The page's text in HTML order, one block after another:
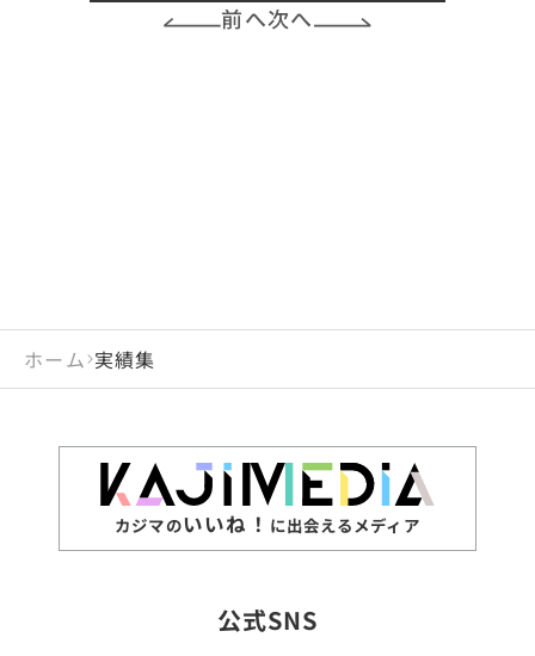
前へ次へ
ホーム 実績集
カジマのいいね！ に出会えるメディア
公式SNS